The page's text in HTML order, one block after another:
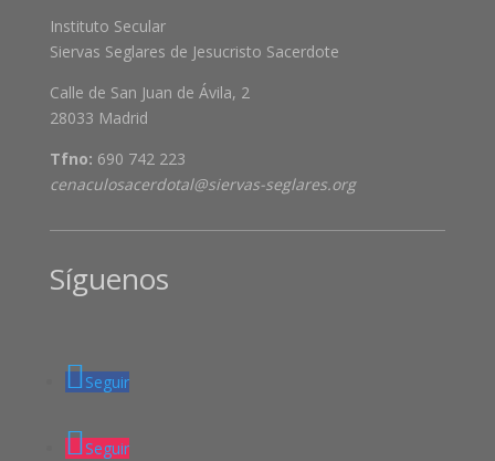
Instituto Secular
Siervas Seglares de Jesucristo Sacerdote
Calle de San Juan de Ávila, 2
28033 Madrid
Tfno: 690 742 223
cenaculosacerdotal@siervas-seglares.org
Síguenos
Seguir
Seguir